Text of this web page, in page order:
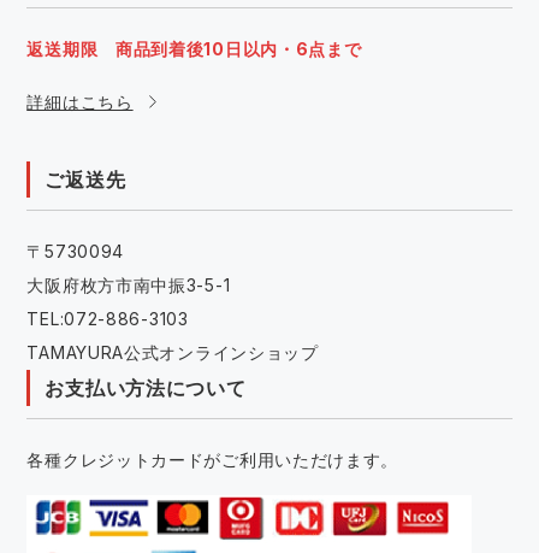
返送期限 商品到着後10日以内・6点まで
詳細はこちら
ご返送先
〒5730094
大阪府枚方市南中振3-5-1
TEL:072-886-3103
TAMAYURA公式オンラインショップ
お支払い方法について
各種クレジットカードがご利用いただけます。